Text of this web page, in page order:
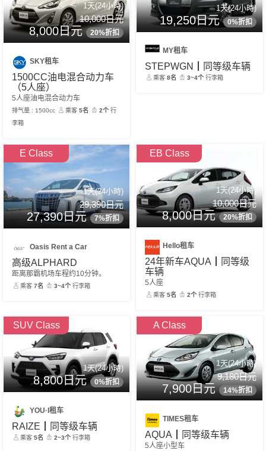
1天(24小時)
10,000日元
8,000日元 20%折扣
SKY租车
1500CC油电混合动力车
（5人座）
5人座油电混合动力车
排气量 : 1500cc 乘客5名 2个行
李箱
1天(24小時)
19,250日元 0%折扣
MY租车
STEPWGN┃同等级车辆
乘客8名 3~4个行李箱
E Class
1天(24小時)
29,390日元
27,390日元 7%折扣
Oasis Rent a Car
高级ALPHARD
距离那霸机场车程约10分钟。
乘客7名 3~4个行李箱
EB Class
1天(24小時)
10,000日元
8,000日元 20%折扣
Hello租车
24年新车AQUA┃同等级
车辆
5人座
乘客5名 2个行李箱
SUV Class
1天(24小時)
8,800日元 0%折扣
YOU·I租车
RAIZE┃同等级车辆
乘客5名 2~3个行李箱
A Class
1天(24小時)
9,180日元
7,900日元 14%折扣
TIMES租车
AQUA┃同等级车辆
5人座小型车